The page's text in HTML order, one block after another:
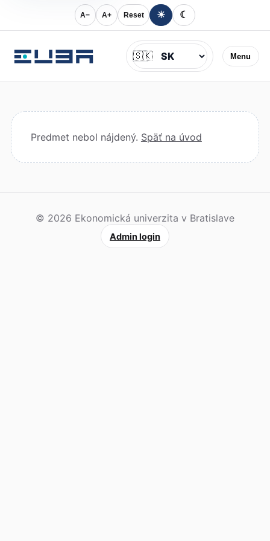
A− A+ Reset ☀ ☾
Menu
Jazyk
🇸🇰
Predmet nebol nájdený. Späť na úvod
© 2026 Ekonomická univerzita v Bratislave
Admin login